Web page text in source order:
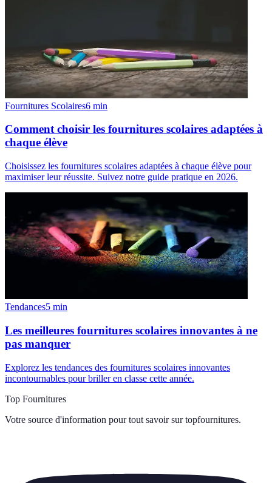
Fournitures Scolaires6 min
Comment choisir les fournitures scolaires adaptées à
chaque élève
Choisissez les fournitures scolaires adaptées à chaque élève pour
maximiser leur réussite. Suivez notre guide pratique en 2026.
Tendances5 min
Les meilleures fournitures scolaires innovantes à ne
pas manquer
Explorez les tendances des fournitures scolaires innovantes
incontournables pour briller en classe cette année.
Top Fournitures
Votre source d'information pour tout savoir sur topfournitures.